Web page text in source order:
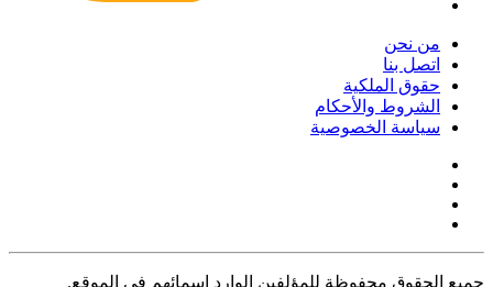
من نحن
اتصل بنا
حقوق الملكية
الشروط والأحكام
سياسة الخصوصية
جميع الحقوق محفوظة للمؤلفين الوارد اسمائهم في الموقع.